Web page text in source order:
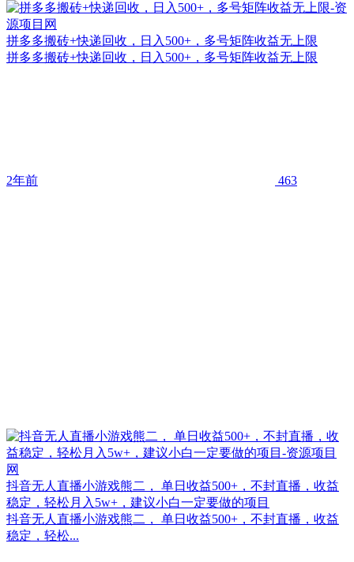
拼多多搬砖+快递回收，日入500+，多号矩阵收益无上限
拼多多搬砖+快递回收，日入500+，多号矩阵收益无上限
2年前 463
抖音无人直播小游戏熊二， 单日收益500+，不封直播，收益
稳定，轻松月入5w+，建议小白一定要做的项目
抖音无人直播小游戏熊二， 单日收益500+，不封直播，收益
稳定，轻松...